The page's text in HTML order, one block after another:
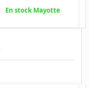
En stock Mayotte